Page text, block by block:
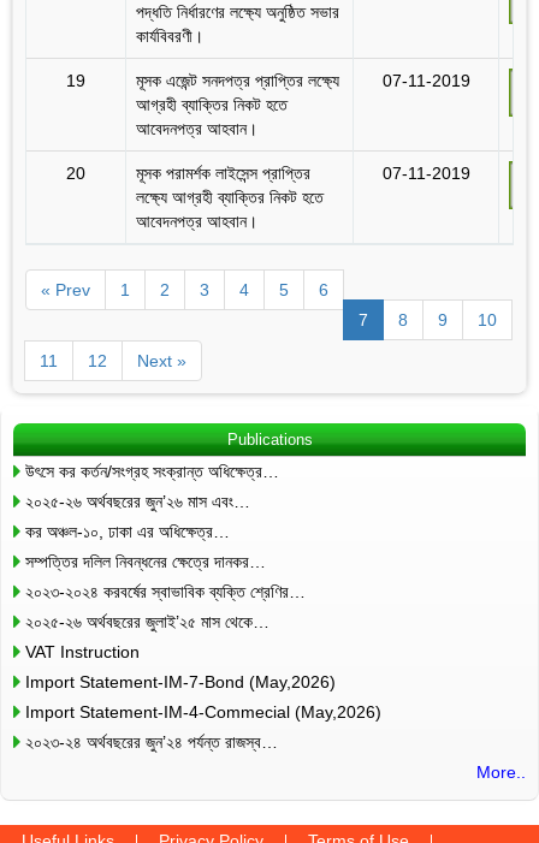
পদ্ধতি নির্ধারণের লক্ষ্যে অনুষ্ঠিত সভার
কার্যবিবরণী।
19
মূসক এজেন্ট সনদপত্র প্রাপ্তির লক্ষ্যে
আগ্রহী ব্যাক্তির নিকট হতে
আবেদনপত্র আহবান।
07-11-2019
20
মূসক পরামর্শক লাইসেন্স প্রাপ্তির
লক্ষ্যে আগ্রহী ব্যাক্তির নিকট হতে
আবেদনপত্র আহবান।
07-11-2019
« Prev 1 2 3 4 5
6
7
8 9 10
11 12 Next »
Publications
উৎসে কর কর্তন/সংগ্রহ সংক্রান্ত অধিক্ষেত্র…
২০২৫-২৬ অর্থবছরের জুন’২৬ মাস এবং…
কর অঞ্চল-১০, ঢাকা এর অধিক্ষেত্র…
সম্পত্তির দলিল নিবন্ধনের ক্ষেত্রে দানকর…
২০২৩-২০২৪ করবর্ষের স্বাভাবিক ব্যক্তি শ্রেণির…
২০২৫-২৬ অর্থবছরের জুলাই’২৫ মাস থেকে…
VAT Instruction
Import Statement-IM-7-Bond (May,2026)
Import Statement-IM-4-Commecial (May,2026)
২০২৩-২৪ অর্থবছরের জুন’২৪ পর্যন্ত রাজস্ব…
More..